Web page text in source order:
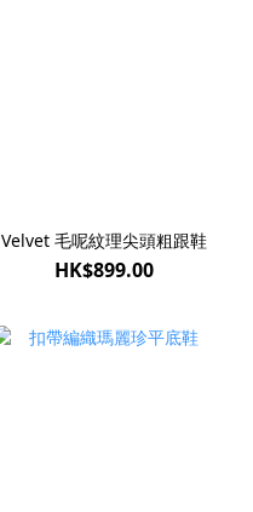
Velvet 毛呢紋理尖頭粗跟鞋
HK$899.00